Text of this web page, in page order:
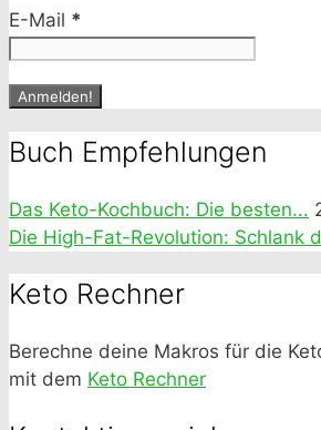
E-Mail *
Buch Empfehlungen
Das Keto-Kochbuch: Die besten...
Die High-Fat-Revolution: Schlank
Keto Rechner
Berechne deine Makros für die
mit dem Keto Rechner